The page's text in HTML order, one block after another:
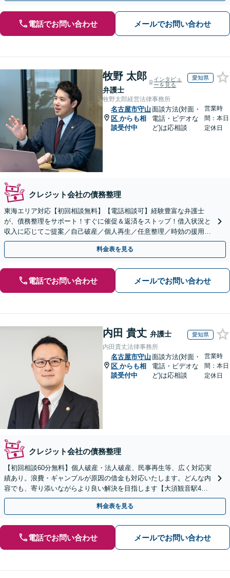
電話でお問い合わせ メールでお問い合わせ
牧野 太郎
弁護士
インタビュ
ーを見る
愛知県
牧野太郎経営法律事務所
名古屋市守山
区 からも相
談受付中
面談方法(対面・
電話・ビデオな
ど)は応相談
営業時
間：本日
定休日
クレジット会社の債務整理
東海エリア対応【初回相談無料】【電話相談可】経験豊富な弁護士
が、債務整理をサポート！すぐに催促＆返済をストップ！借入状況と
収入に応じてご提案／自己破産／個人再生／任意整理／時効の援用に
関するご相談も可能【完全個室】【メール予約可】
料金表を見る
電話でお問い合わせ メールでお問い合わせ
内田 貴丈 弁護士 愛知県
内田貴丈法律事務所
名古屋市守山
区 からも相
談受付中
面談方法(対面・
電話・ビデオな
ど)は応相談
営業時
間：本日
定休日
クレジット会社の債務整理
【初回相談60分無料】個人破産・法人破産、民事再生等、広く対応実
績あり。浪費・ギャンブルが原因の借金も対応いたします。どんな内
容でも、寄り添いながらより良い解決を目指します【大須観音駅4
分】【土日祝対応可】
料金表を見る
電話でお問い合わせ メールでお問い合わせ